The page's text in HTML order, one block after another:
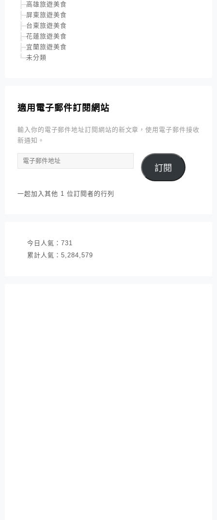
高雄旅遊美食
屏東旅遊美食
台東旅遊美食
花蓮旅遊美食
宜蘭旅遊美食
未分類
適用電子郵件訂閱網站
輸入你的電子郵件地址訂閱網站的新文章，使用電子郵件接收
新通知。
電
子
件
訂閱
一起加入其他 1 位訂閱者的行列
今日人氣： 731
累計人氣： 5,284,579